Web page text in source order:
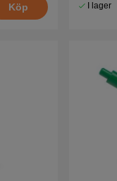
Köp I lager